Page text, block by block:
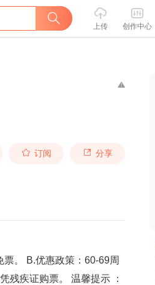
上传 创作中心
订阅 分享
。 B.优惠政策：60-69周
残疾证购票。 温馨提示 ：